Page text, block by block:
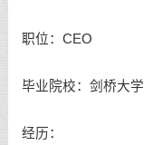
职位：CEO
毕业院校：剑桥大学
经历：